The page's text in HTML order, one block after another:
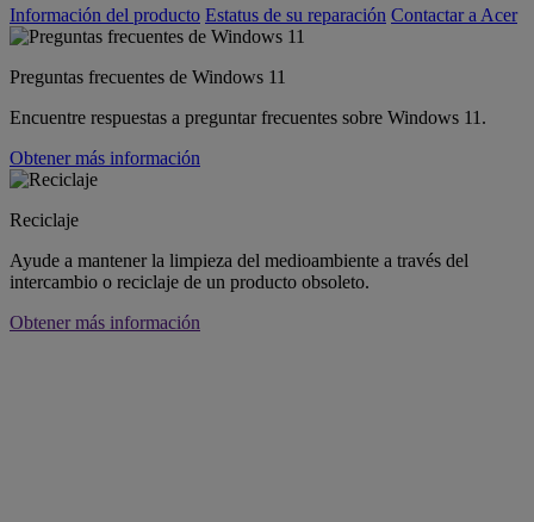
Información del producto Estatus de su reparación Contactar a Acer
Preguntas frecuentes de Windows 11
Encuentre respuestas a preguntar frecuentes sobre Windows 11.
Obtener más información
Reciclaje
Ayude a mantener la limpieza del medioambiente a través del
intercambio o reciclaje de un producto obsoleto.
Obtener más información